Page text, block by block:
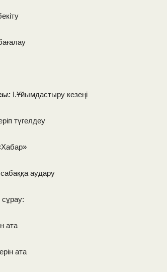
І.Ұйымдастыру кезеңі
түгелдеу
аудару
сұрау:
ата
ата